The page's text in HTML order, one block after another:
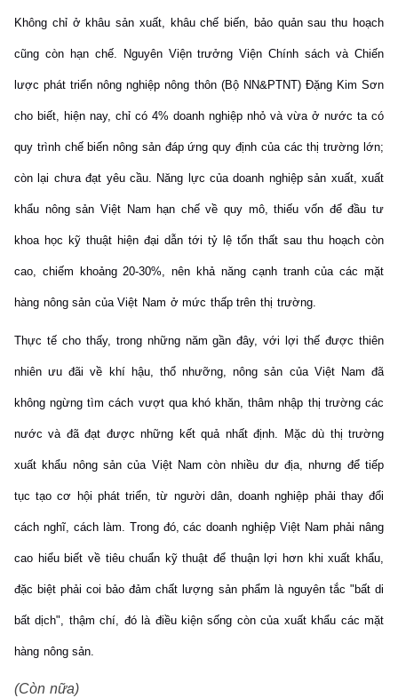
Không chỉ ở khâu sản xuất, khâu chế biến, bảo quản sau thu hoạch
cũng còn hạn chế. Nguyên Viện trưởng Viện Chính sách và Chiến
lược phát triển nông nghiệp nông thôn (Bộ NN&PTNT) Đặng Kim Sơn
cho biết, hiện nay, chỉ có 4% doanh nghiệp nhỏ và vừa ở nước ta có
quy trình chế biến nông sản đáp ứng quy định của các thị trường lớn;
còn lại chưa đạt yêu cầu. Năng lực của doanh nghiệp sản xuất, xuất
khẩu nông sản Việt Nam hạn chế về quy mô, thiếu vốn để đầu tư
khoa học kỹ thuật hiện đại dẫn tới tỷ lệ tổn thất sau thu hoạch còn
cao, chiếm khoảng 20-30%, nên khả năng cạnh tranh của các mặt
hàng nông sản của Việt Nam ở mức thấp trên thị trường.
Thực tế cho thấy, trong những năm gần đây, với lợi thế được thiên
nhiên ưu đãi về khí hậu, thổ nhưỡng, nông sản của Việt Nam đã
không ngừng tìm cách vượt qua khó khăn, thâm nhập thị trường các
nước và đã đạt được những kết quả nhất định. Mặc dù thị trường
xuất khẩu nông sản của Việt Nam còn nhiều dư địa, nhưng để tiếp
tục tạo cơ hội phát triển, từ người dân, doanh nghiệp phải thay đổi
cách nghĩ, cách làm. Trong đó, các doanh nghiệp Việt Nam phải nâng
cao hiểu biết về tiêu chuẩn kỹ thuật để thuận lợi hơn khi xuất khẩu,
đặc biệt phải coi bảo đảm chất lượng sản phẩm là nguyên tắc "bất di
bất dịch", thậm chí, đó là điều kiện sống còn của xuất khẩu các mặt
hàng nông sản.
(Còn nữa)